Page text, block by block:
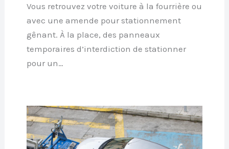
Vous retrouvez votre voiture à la fourrière ou
avec une amende pour stationnement
gênant. À la place, des panneaux
temporaires d’interdiction de stationner
pour un…